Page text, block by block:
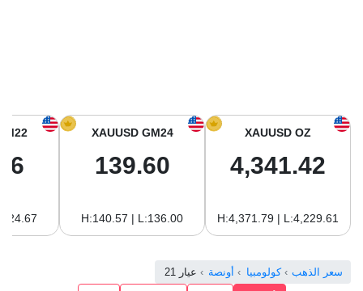
أسعار الذهب في أمريكا الجنوبية
XAUUSD OZ
4,341.42
H:4,371.79 | L:4,229.61
XAUUSD GM24
139.60
H:140.57 | L:136.00
سعر الذهب كولومبيا أونصة عيار 21